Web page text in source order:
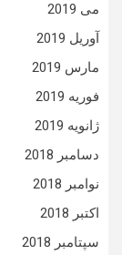
می 2019
آوریل 2019
مارس 2019
فوریه 2019
ژانویه 2019
دسامبر 2018
نوامبر 2018
اکتبر 2018
سپتامبر 2018